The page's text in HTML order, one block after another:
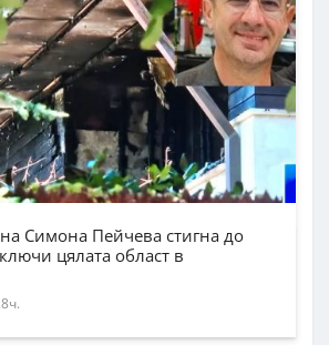
Симона Пейчева стигна до
цялата област в